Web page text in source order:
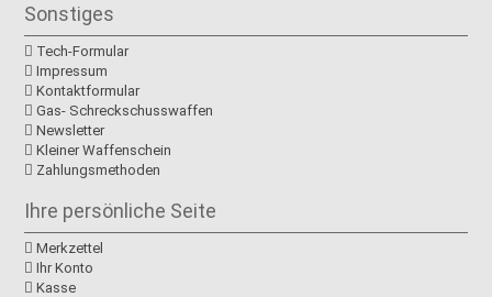
Sonstiges
Tech-Formular
Impressum
Kontaktformular
Gas- Schreckschusswaffen
Newsletter
Kleiner Waffenschein
Zahlungsmethoden
Ihre persönliche Seite
Merkzettel
Ihr Konto
Kasse